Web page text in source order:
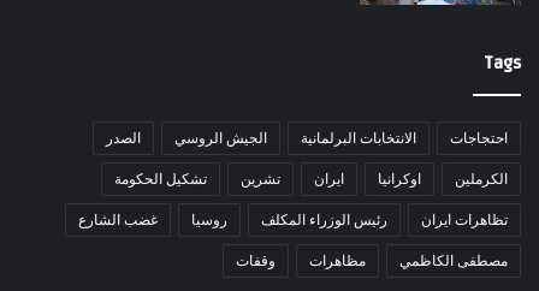
Tags
احتجاجات الانتخابات البرلمانية الجيش الروسي الصدر
الكرملين اوكرانيا ايران تشرين تشكيل الحكومة
تظاهرات ايران رئيس الوزراء المكلف روسيا غضب الشارع
مصطفى الكاظمي مظاهرات وقفات